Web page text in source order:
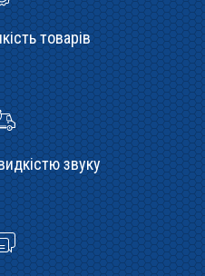
товарів
звуку